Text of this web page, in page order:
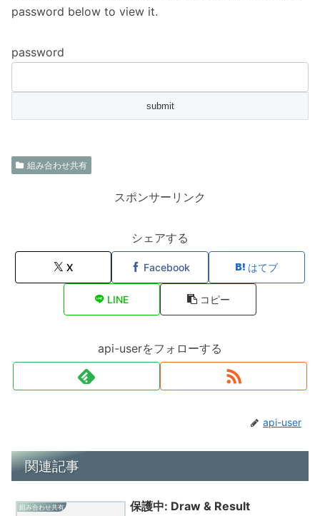
password below to view it.
password
組み合わせ共有
スポンサーリンク
シェアする
X Facebook はてブ
LINE コピー
api-userをフォローする
api-user
関連記事
組み合わせ共有 保護中: Draw & Result